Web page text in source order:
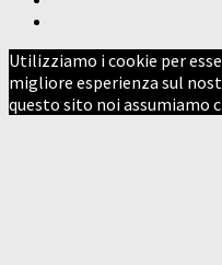
Utilizziamo i cookie per
migliore esperienza sul
questo sito noi assumiamo